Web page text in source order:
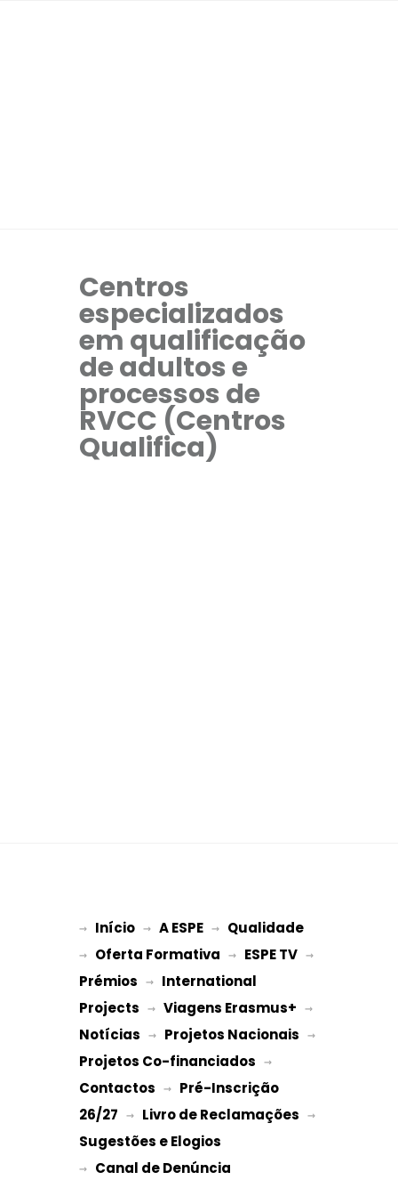
Centros
especializados
em qualificação
de adultos e
processos de
RVCC (Centros
Qualifica)
→ Início → A ESPE → Qualidade
→ Oferta Formativa → ESPE TV
Prémios → International
Projects → Viagens Erasmus+
Notícias → Projetos Nacionais
Projetos Co-financiados
Contactos → Pré-Inscrição
26/27 → Livro de Reclamações
Sugestões e Elogios
→